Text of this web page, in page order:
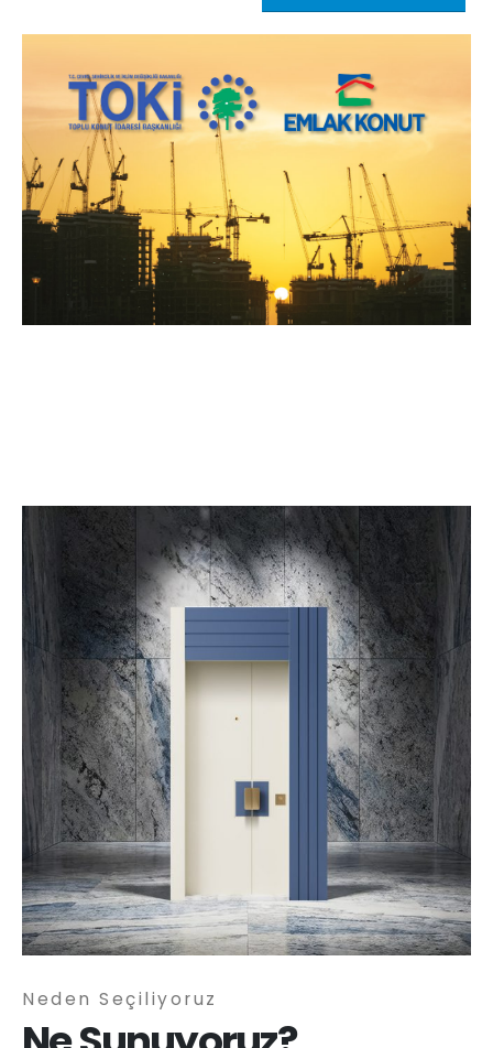
Neden Seçiliyoruz